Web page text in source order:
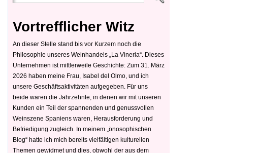
Vortrefflicher Witz
An dieser Stelle stand bis vor Kurzem noch die
Philosophie unseres Weinhandels „La Vineria“. Dieses
Unternehmen ist mittlerweile Geschichte: Zum 31. März
2026 haben meine Frau, Isabel del Olmo, und ich
unsere Geschäftsaktivitäten aufgegeben. Für uns
beide waren die Jahrzehnte, in denen wir mit unseren
Kunden ein Teil der spannenden und genussvollen
Weinszene Spaniens waren, Herausforderung und
Befriedigung zugleich. In meinem „önosophischen
Blog“ hatte ich mich bereits vielfältigen kulturellen
Themen gewidmet und dies, obwohl der aus dem